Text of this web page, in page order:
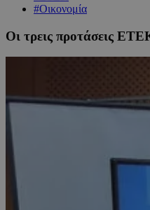
#Οικονομία
Οι τρεις προτάσεις